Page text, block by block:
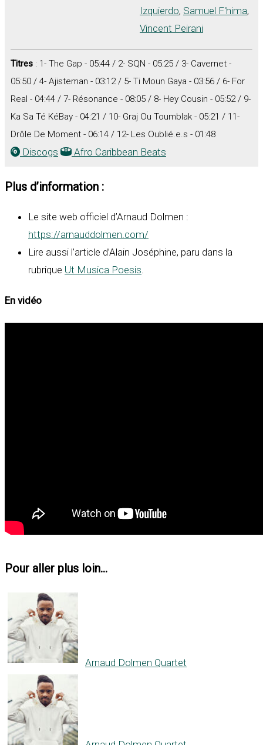
Izquierdo, Samuel F'hima,
Vincent Peirani
Titres : 1- The Gap - 05:44 / 2- SQN - 05:25 / 3- Cavernet -
05:50 / 4- Ajisteman - 03:12 / 5- Ti Moun Gaya - 03:56 / 6- For
Real - 04:44 / 7- Résonance - 08:05 / 8- Hey Cousin - 05:52 / 9-
Ka Sa Té KéBay - 04:21 / 10- Graj Ou Toumblak - 05:21 / 11-
Drôle De Moment - 06:14 / 12- Les Oublié.e.s - 01:48
Discogs Afro Caribbean Beats
Plus d’information :
Le site web officiel d’Arnaud Dolmen :
https://arnauddolmen.com/
Lire aussi l’article d’Alain Joséphine, paru dans la
rubrique Ut Musica Poesis
En vidéo
Pour aller plus loin...
Arnaud Dolmen Quartet